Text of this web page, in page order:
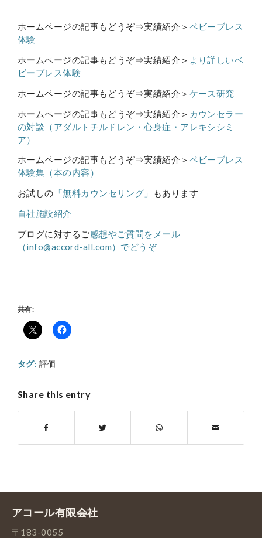
ホームページの記事もどうぞ⇒実績紹介＞ ベビーブレス
体験
ホームページの記事もどうぞ⇒実績紹介＞ より詳しいベ
ビーブレス体験
ホームページの記事もどうぞ⇒実績紹介＞ ケース研究
ホームページの記事もどうぞ⇒実績紹介＞ カウンセラー
の対談（アダルトチルドレン・心身症・アレキシシミ
ア）
ホームページの記事もどうぞ⇒実績紹介＞ ベビーブレス
体験集（本の内容）
お試しの 「無料カウンセリング」
もあります
自社施設紹介
ブログに対するご感想やご質問をメール
（info@accord-all.com）でどうぞ
共有:
タグ: 評価
Share this entry
アコール有限会社
〒183-0055